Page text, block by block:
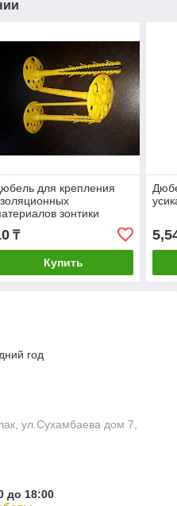
для крепления
зонтики
₸
Купить
год
ул.Cухамбаева дом 7,
до 18:00